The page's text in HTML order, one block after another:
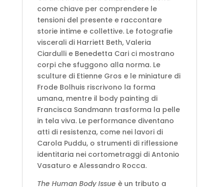
come chiave per comprendere le
tensioni del presente e raccontare
storie intime e collettive. Le fotografie
viscerali di Harriett Beth, Valeria
Ciardulli e Benedetta Cari ci mostrano
corpi che sfuggono alla norma. Le
sculture di Etienne Gros e le miniature di
Frode Bolhuis riscrivono la forma
umana, mentre il body painting di
Francisca Sandmann trasforma la pelle
in tela viva. Le performance diventano
atti di resistenza, come nei lavori di
Carola Puddu, o strumenti di riflessione
identitaria nei cortometraggi di Antonio
Vasaturo e Alessandro Rocca.
The Human Body Issue è un tributo a